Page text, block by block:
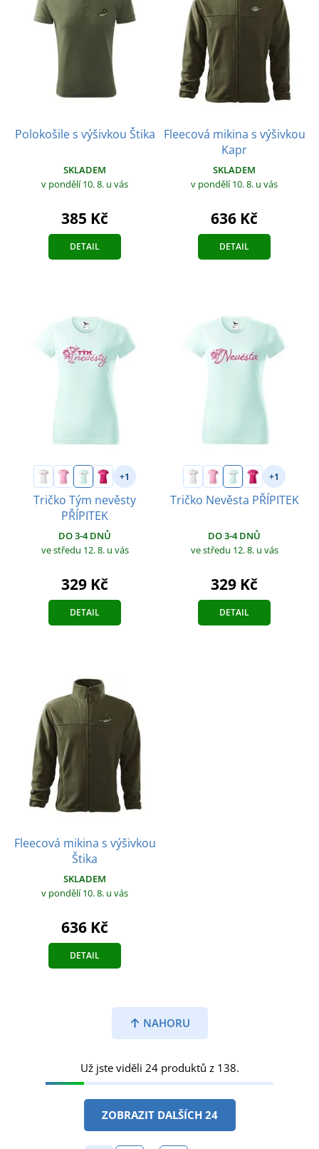
Polokošile s výšivkou Štika
SKLADEM
v pondělí 10. 8. u vás
385 Kč
DETAIL
Fleecová mikina s výšivkou
Kapr
SKLADEM
v pondělí 10. 8. u vás
636 Kč
DETAIL
+1
Tričko Tým nevěsty
PŘÍPITEK
DO 3-4 DNŮ
ve středu 12. 8. u vás
329 Kč
DETAIL
+1
Tričko Nevěsta PŘÍPITEK
DO 3-4 DNŮ
ve středu 12. 8. u vás
329 Kč
DETAIL
Fleecová mikina s výšivkou
Štika
SKLADEM
v pondělí 10. 8. u vás
636 Kč
DETAIL
NAHORU
Už jste viděli 24 produktů z 138.
ZOBRAZIT DALŠÍCH 24